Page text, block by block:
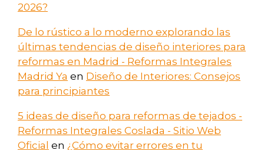
2026?
De lo rústico a lo moderno explorando las
últimas tendencias de diseño interiores para
reformas en Madrid - Reformas Integrales
Madrid Ya en Diseño de Interiores: Consejos
para principiantes
5 ideas de diseño para reformas de tejados -
Reformas Integrales Coslada - Sitio Web
Oficial en ¿Cómo evitar errores en tu